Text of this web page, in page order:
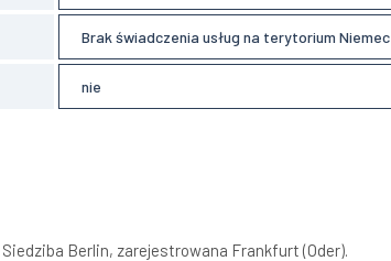
Brak świadczenia usług na terytorium Niemec
nie
Siedziba Berlin, zarejestrowana Frankfurt (Oder).